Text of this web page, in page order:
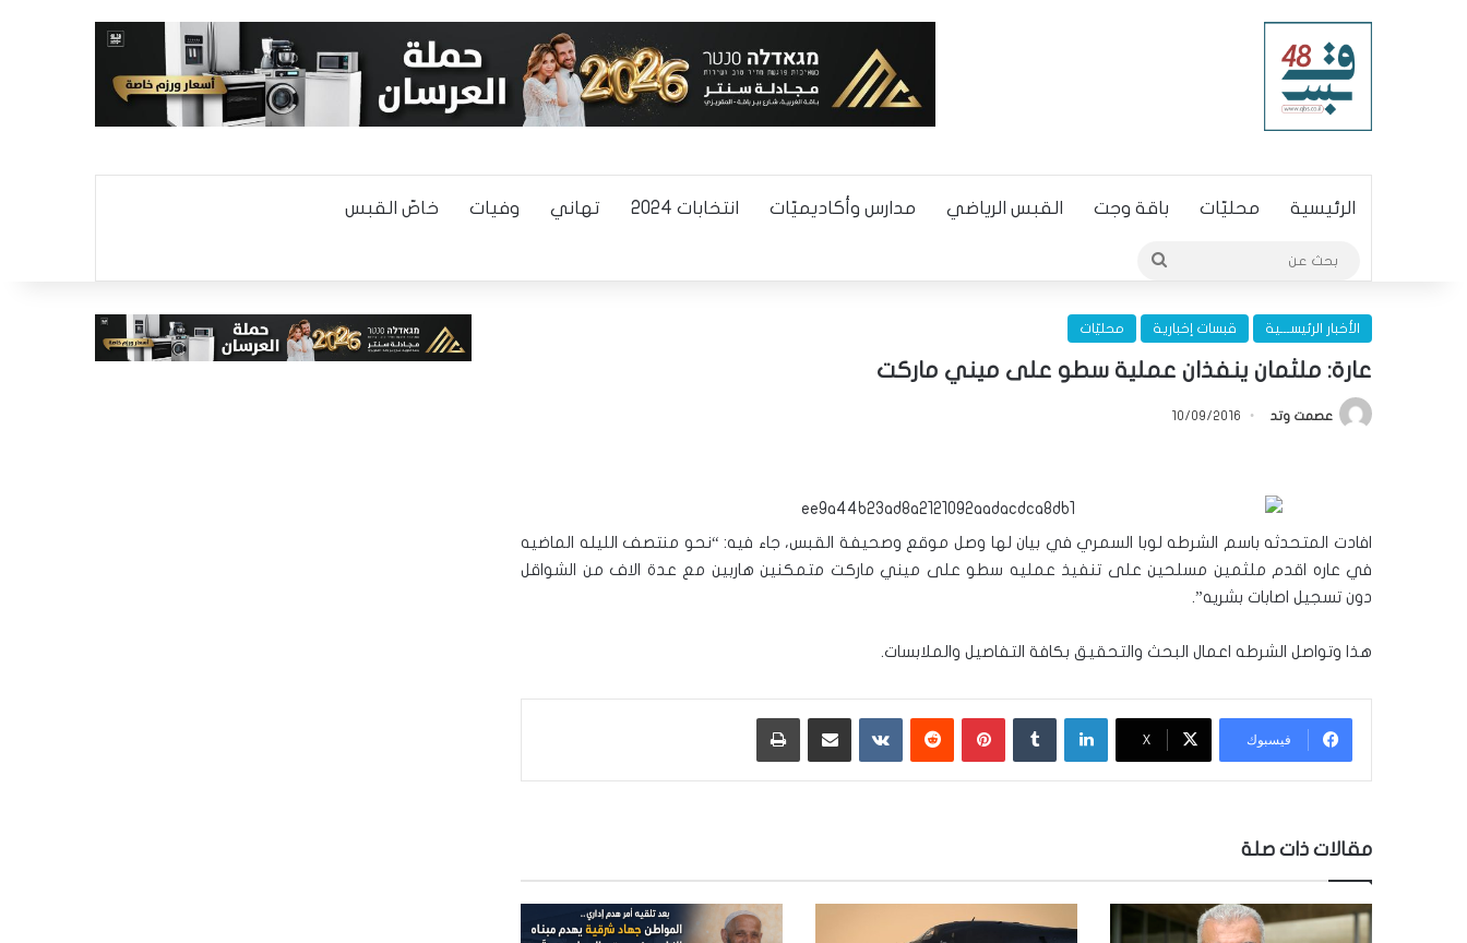
الرئيسية محليّات باقة وجت القبس الرياضي مدارس وأكاديميّات انتخابات 2024 تهاني وفيات خاصّ القبس
الأخبار الرئيســـية قبسات إخبارية محليّات
عارة: ملثمان ينفذان عملية سطو على ميني ماركت
عصمت وتد 10/09/2016
افادت المتحدثه باسم الشرطه لوبا السمري في بيان لها وصل موقع وصحيفة القبس، جاء فيه: “نحو منتصف الليله الماضيه
في عاره اقدم ملثمين مسلحين على تنفيذ عمليه سطو على ميني ماركت متمكنين هاربين مع عدة الاف من الشواقل
دون تسجيل اصابات بشريه”.
هذا وتواصل الشرطه اعمال البحث والتحقيق بكافة التفاصيل والملابسات.
فيسبوك ‫X
لينكدإن بينتيريست ‏VKontakte
مقالات ذات صلة